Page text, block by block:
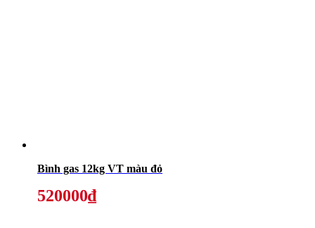
Bình gas 12kg VT màu đỏ
520000₫